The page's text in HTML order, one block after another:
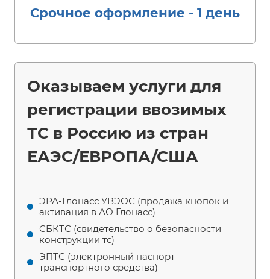
Срочное оформление - 1 день
Оказываем услуги для
регистрации ввозимых
ТС в Россию из стран
ЕАЭС/ЕВРОПА/США
ЭРА-Глонасс УВЭОС (продажа кнопок и
активация в АО Глонасс)
СБКТС (свидетельство о безопасности
конструкции тс)
ЭПТС (электронный паспорт
транспортного средства)